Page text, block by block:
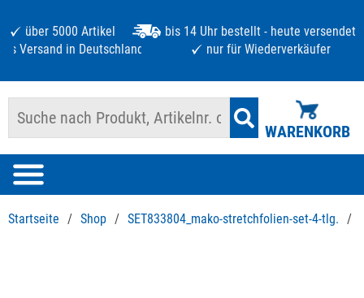
über 5000 Artikel
bis 14 Uhr bestellt - heute versendet
Versand in Deutschland ab 125 €
nur für Wiederverkäufer
WARENKORB
Startseite / Shop / SET833804_mako-stretchfolien-set-4-tlg. /